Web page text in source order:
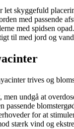
skyggefuld
med passende
med spidsen opad.
til med jord og
trives og
men undgå at
passende
for at
stærk vind og